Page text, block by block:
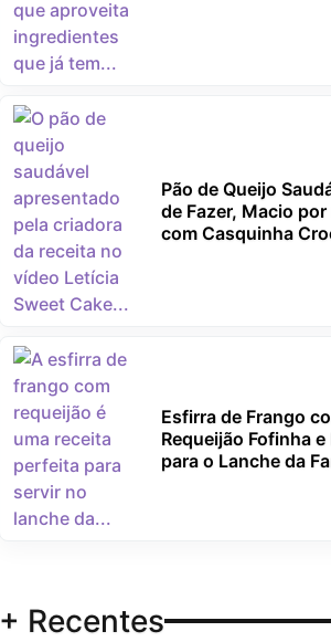
Pão de Queijo
de Fazer, Macio
com Casquinha
Esfirra de Frango
Requeijão Fofinha e
para o Lanche da
+ Recentes